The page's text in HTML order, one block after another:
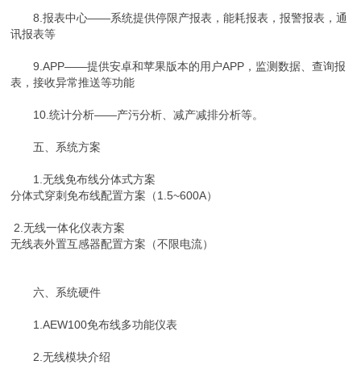
8.报表中心——系统提供停限产报表，能耗报表，报警报表，通
讯报表等
9.APP——提供安卓和苹果版本的用户APP，监测数据、查询报
表，接收异常推送等功能
10.统计分析——产污分析、减产减排分析等。
五、系统方案
1.无线免布线分体式方案
分体式穿刺免布线配置方案（1.5~600A）
2.无线一体化仪表方案
无线表外置互感器配置方案（不限电流）
六、系统硬件
1.AEW100免布线多功能仪表
2.无线模块介绍